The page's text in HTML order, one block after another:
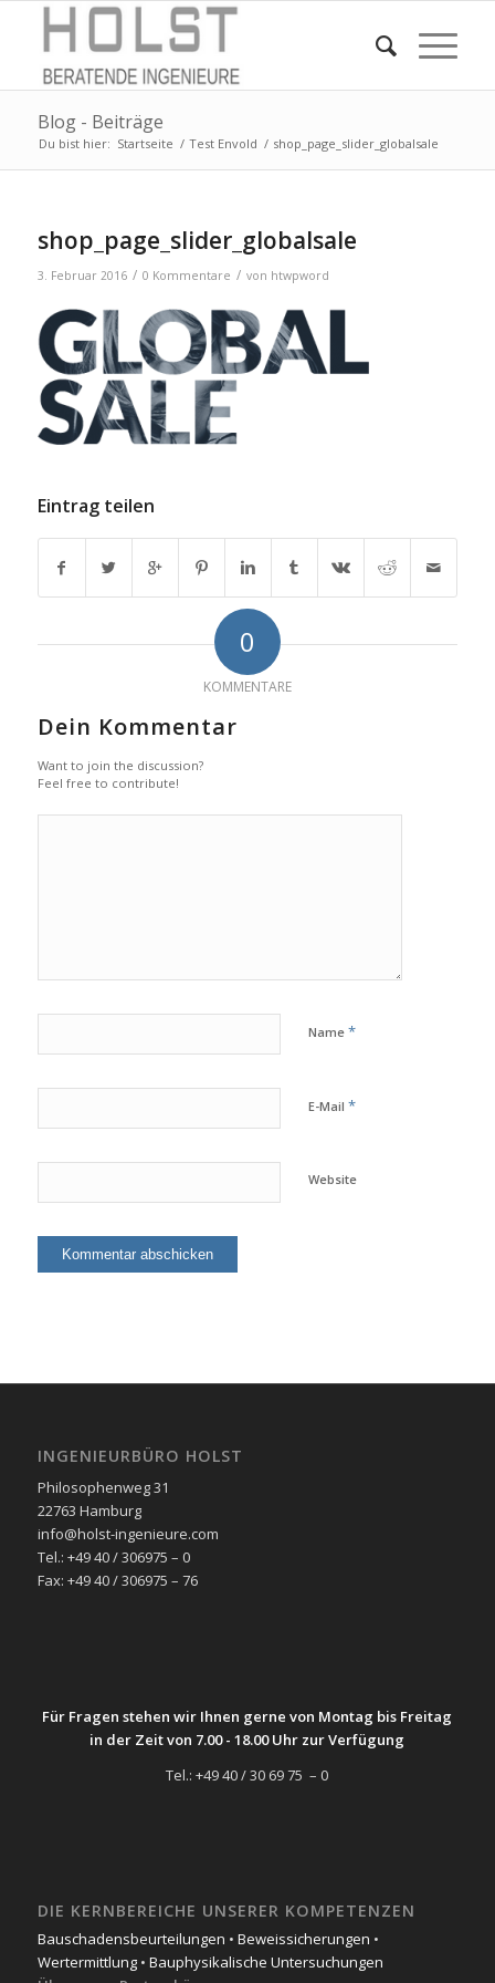
Blog - Beiträge
Du bist hier: Startseite / Test Envold / shop_page_slider_globalsale
shop_page_slider_globalsale
3. Februar 2016 / 0 Kommentare / von htwpword
Eintrag teilen
0
KOMMENTARE
Dein Kommentar
Want to join the discussion?
Feel free to contribute!
Name *
E-Mail *
Website
INGENIEURBÜRO HOLST
Philosophenweg 31
22763 Hamburg
info@holst-ingenieure.com
Tel.: +49 40 / 306975 – 0
Fax: +49 40 / 306975 – 76
Für Fragen stehen wir Ihnen gerne von Montag bis Freitag
in der Zeit von 7.00 - 18.00 Uhr zur Verfügung
Tel.: +49 40 / 30 69 75 – 0
DIE KERNBEREICHE UNSERER KOMPETENZEN
Bauschadensbeurteilungen • Beweissicherungen •
Wertermittlung• Bauphysikalische Untersuchungen